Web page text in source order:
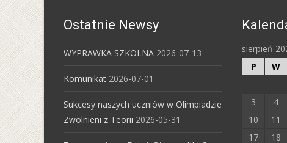
Ostatnie Newsy
WYPRAWKA SZKOLNA 2026-07-13
Komunikat 2026-07-01
Sukcesy naszych uczniów w Olimpiadzie
Zwolnieni z Teorii 2026-05-31
sierpień
P
W
3
4
10
11
17
18